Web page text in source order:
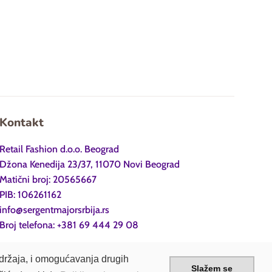
i omogućavanja drugih
Slažem se
Kontakt
Retail Fashion d.o.o. Beograd
Džona Kenedija 23/37, 11070 Novi Beograd
Matični broj: 20565667
PIB: 106261162
info@sergentmajorsrbija.rs
Broj telefona: +381 69 444 29 08